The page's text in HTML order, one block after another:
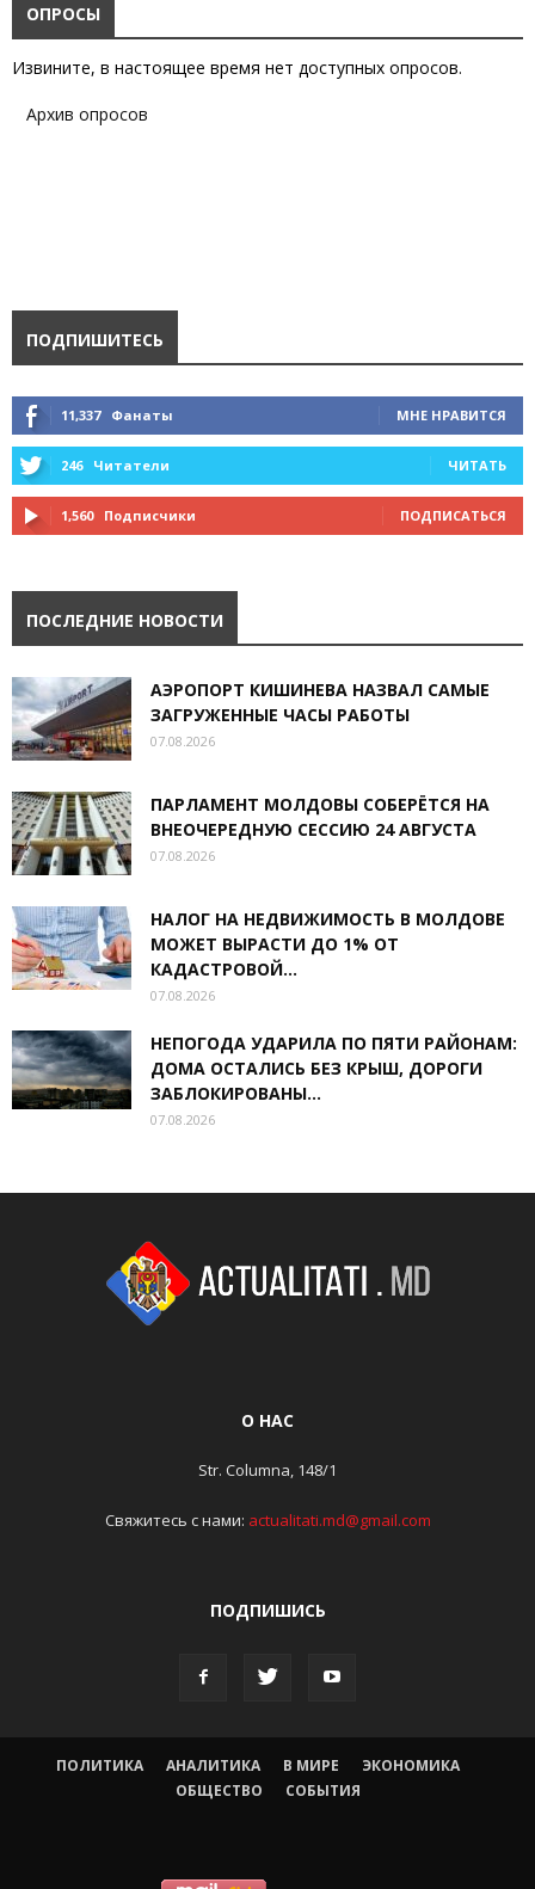
ОПРОСЫ
Извините, в настоящее время нет доступных опросов.
Архив опросов
ПОДПИШИТЕСЬ
11,337 Фанаты МНЕ НРАВИТСЯ
246 Читатели ЧИТАТЬ
1,560 Подписчики ПОДПИСАТЬСЯ
ПОСЛЕДНИЕ НОВОСТИ
АЭРОПОРТ КИШИНЕВА НАЗВАЛ САМЫЕ
ЗАГРУЖЕННЫЕ ЧАСЫ РАБОТЫ
07.08.2026
ПАРЛАМЕНТ МОЛДОВЫ СОБЕРЁТСЯ НА
ВНЕОЧЕРЕДНУЮ СЕССИЮ 24 АВГУСТА
07.08.2026
НАЛОГ НА НЕДВИЖИМОСТЬ В МОЛДОВЕ
МОЖЕТ ВЫРАСТИ ДО 1% ОТ
КАДАСТРОВОЙ...
07.08.2026
НЕПОГОДА УДАРИЛА ПО ПЯТИ РАЙОНАМ:
ДОМА ОСТАЛИСЬ БЕЗ КРЫШ, ДОРОГИ
ЗАБЛОКИРОВАНЫ...
07.08.2026
О НАС
Str. Columna, 148/1
Свяжитесь с нами: actualitati.md@gmail.com
ПОДПИШИСЬ
ПОЛИТИКА АНАЛИТИКА В МИРЕ
ЭКОНОМИКА
ОБЩЕСТВО
СОБЫТИЯ